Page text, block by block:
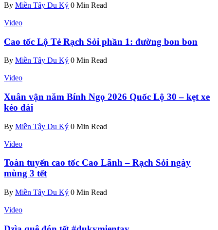
By Miền Tây Du Ký 0 Min Read
Video
Cao tốc Lộ Tẻ Rạch Sỏi phần 1: đường bon bon
By Miền Tây Du Ký 0 Min Read
Video
Xuân vận năm Bính Ngọ 2026 Quốc Lộ 30 – kẹt xe
kéo dài
By Miền Tây Du Ký 0 Min Read
Video
Toàn tuyến cao tốc Cao Lãnh – Rạch Sỏi ngày
mùng 3 tết
By Miền Tây Du Ký 0 Min Read
Video